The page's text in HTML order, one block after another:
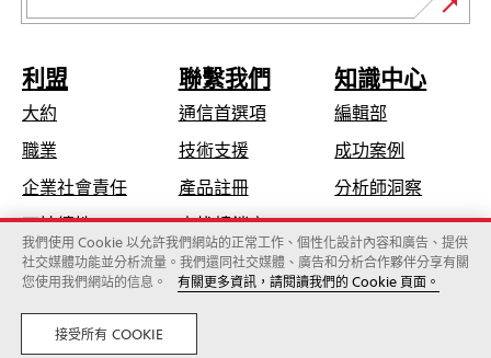
利盟
大約
職業
企業社會責任在
新
標
籤
中
開
啟
可持續性
聯繫我們
通信首選項
技術支援在
標
籤
中
開
產品註冊
查找轉銷商
知識中心
編輯部
成功案例
分析師洞察
Lexmark國際股份有限公司，為Xerox旗下公司
©2026 版權所有，翻製必究。
法律 隱私
我們使用 Cookie 以允許我們網站的正常工作、個性化設計內容和廣告、提供
社交媒體功能並分析流量。我們還同社交媒體、廣告和分析合作夥伴分享有關
您使用我們網站的信息。
有關更多資訊，請閱讀我們的 Cookie 頁面。
接受所有 COOKIE